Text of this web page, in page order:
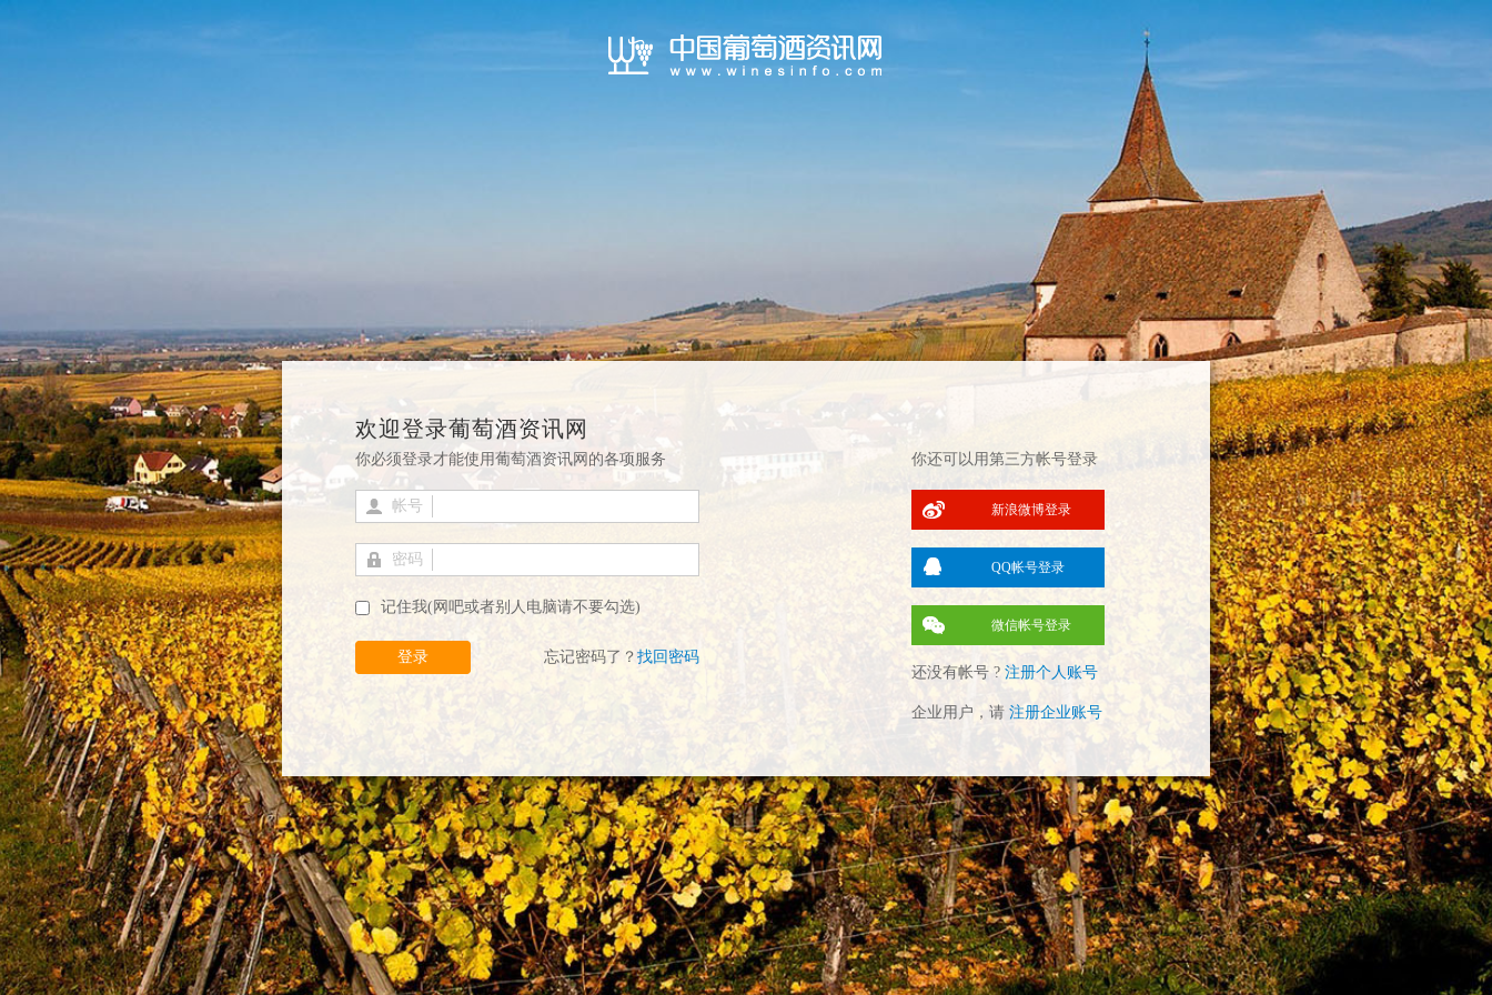
欢迎登录葡萄酒资讯网
你必须登录才能使用葡萄酒资讯网的各项服务
帐号
密码
记住我(网吧或者别人电脑请不要勾选)
登录 忘记密码了？ 找回密码
你还可以用第三方帐号登录
新浪微博登录
QQ帐号登录
微信帐号登录
还没有帐号 ? 注册个人账号
企业用户，请 注册企业账号